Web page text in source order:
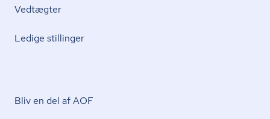
Vedtægter
Ledige stillinger
Bliv en del af AOF